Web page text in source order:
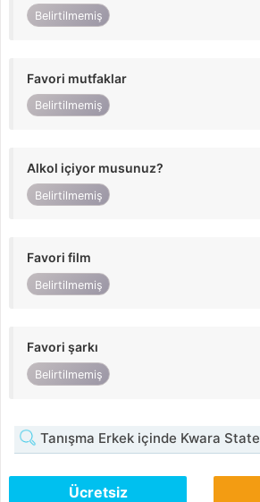
Belirtilmemiş
Favori mutfaklar
Belirtilmemiş
Alkol içiyor musunuz?
Belirtilmemiş
Favori film
Belirtilmemiş
Favori şarkı
Belirtilmemiş
Tanışma Erkek içinde Kwara State
Ücretsiz